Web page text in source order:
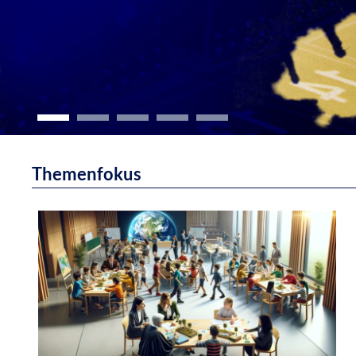
Schulmuseum
Nürnberg
Themenfokus